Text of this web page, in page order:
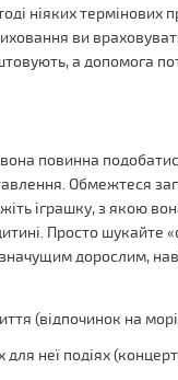
ніяких термінових
ви
а допомога
повинна
Обмежтеся
іграшку, з якою
Просто шукайте
дорослим,
(відпочинок на
неї подіях